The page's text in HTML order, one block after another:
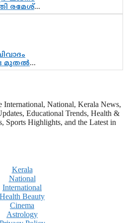
രമേശ്
മുതൽ
National, Kerala News,
Educational Trends, Health &
Sports Highlights, and the Latest in
Kerala
National
International
Health Beauty
Cinema
Astrology